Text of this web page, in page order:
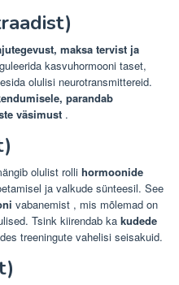
maksa tervist ja
kasvuhormooni taset,
olulisi neurotransmittereid.
parandab
väsimust .
olulist rolli hormoonide
ja valkude sünteesil. See
vabanemist , mis mõlemad on
Tsink kiirendab ka kudede
treeningute vahelisi seisakuid.